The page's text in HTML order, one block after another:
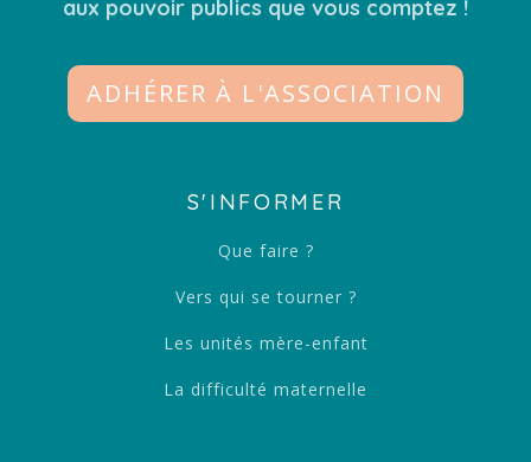
aux pouvoir publics que vous comptez !
ADHÉRER À L'ASSOCIATION
S'INFORMER
Que faire ?
Vers qui se tourner ?
Les unités mère-enfant
La difficulté maternelle